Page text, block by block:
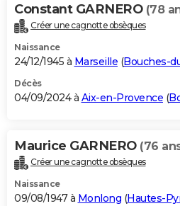
Constant GARNERO (78
Créer une cagnotte obsèques
Naissance
24/12/1945 à Marseille (Bouches-
Décès
04/09/2024 à Aix-en-Provence (
Maurice GARNERO (76
Créer une cagnotte obsèques
Naissance
09/08/1947 à Monlong (Hautes-